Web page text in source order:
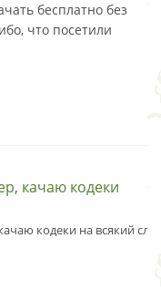
бесплатно без
что посетили
качаю кодеки
кодеки на всякий